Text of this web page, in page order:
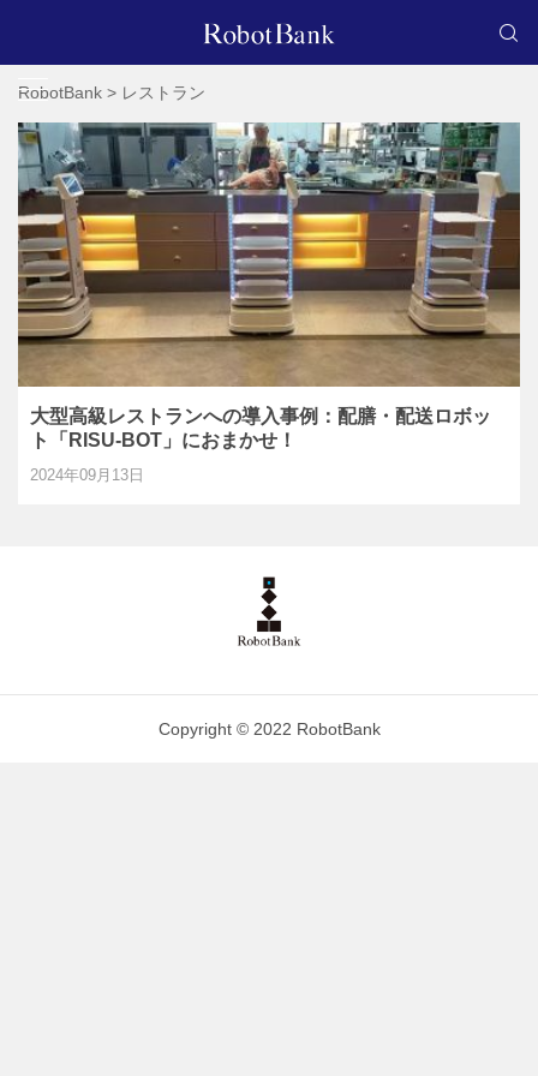
RobotBank > レストラン
大型高級レストランへの導入事例：配膳・配送ロボッ
ト「RISU-BOT」におまかせ！
2024年09月13日
Copyright © 2022 RobotBank